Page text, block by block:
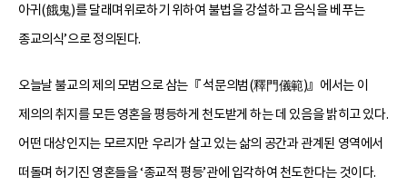
아귀(餓鬼)를 달래며위로하기 위하여 불법을 강설하고 음식을 베푸는
종교의식’으로 정의된다.
오늘날 불교의 제의 모범으로 삼는『 석문의범(釋門儀範)』에서는 이
제의의 취지를 모든 영혼을 평등하게 천도받게 하는 데 있음을 밝히고 있다.
어떤 대상인지는 모르지만 우리가 살고 있는 삶의 공간과 관계된 영역에서
떠돌며 허기진 영혼들을 ‘종교적 평등’관에 입각하여 천도한다는 것이다.